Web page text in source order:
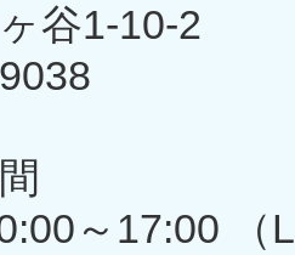
谷1-10-2
～17:00 （